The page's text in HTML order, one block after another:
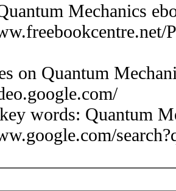
Mechanics
on Quantum
words: Quantum